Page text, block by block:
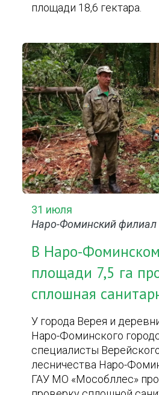
площади 18,6 гектара.
31 июля
Наро-Фоминский филиал
В Наро-
площади 7,5 га
сплошная
У города Верея и
Наро-Фоминского
специалисты
лесничества Наро-
ГАУ МО «Мособллес»